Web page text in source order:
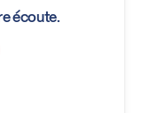
écoute.